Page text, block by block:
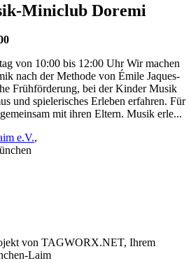
Miniclub Doremi
von 10:00 bis 12:00 Uhr Wir machen
nach der Methode von Émile Jaques-
Frühförderung, bei der Kinder Musik
und spielerisches Erleben erfahren. Für
mit ihren Eltern. Musik erle...
e.V.,
von TAGWORX.NET, Ihrem
Laim